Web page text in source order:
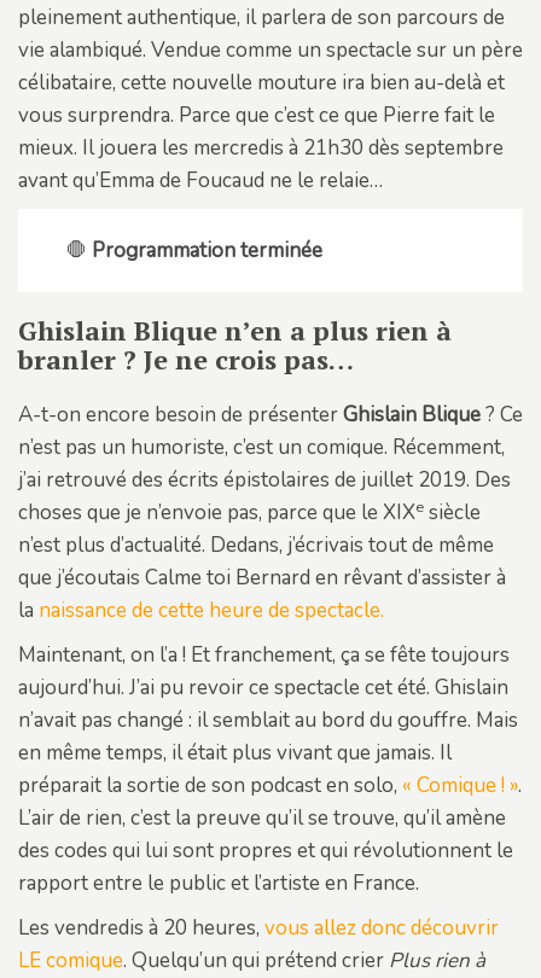
pleinement authentique, il parlera de son parcours de
vie alambiqué. Vendue comme un spectacle sur un père
célibataire, cette nouvelle mouture ira bien au-delà et
vous surprendra. Parce que c’est ce que Pierre fait le
mieux. Il jouera les mercredis à 21h30 dès septembre
avant qu’Emma de Foucaud ne le relaie…
🛑 Programmation terminée
Ghislain Blique n’en a plus rien à
branler ? Je ne crois pas…
A-t-on encore besoin de présenterGhislain Blique? Ce
n’est pas un humoriste, c’est un comique. Récemment,
j’ai retrouvé des écrits épistolaires de juillet 2019. Des
choses que je n’envoie pas, parce que le XIXe siècle
n’est plus d’actualité. Dedans, j’écrivais tout de même
que j’écoutais Calme toi Bernard en rêvant d’assister à
la naissance de cette heure de spectacle.
Maintenant, on l’a ! Et franchement, ça se fête toujours
aujourd’hui. J’ai pu revoir ce spectacle cet été. Ghislain
n’avait pas changé : il semblait au bord du gouffre. Mais
en même temps, il était plus vivant que jamais. Il
préparait la sortie de son podcast en solo, « Comique ! ».
L’air de rien, c’est la preuve qu’il se trouve, qu’il amène
des codes qui lui sont propres et qui révolutionnent le
rapport entre le public et l’artiste en France.
Les vendredis à 20 heures, vous allez donc découvrir
LE comique. Quelqu’un qui prétend crier Plus rien à